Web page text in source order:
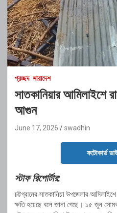
প্রচ্ছদ সারাদেশ
সাতকানিয়ার আমিলাইশে
আগুন
June 17, 2026 swadhin
ফটোকার্ড
স্টাফ রিপোর্টার:
চট্টগ্রামের সাতকানিয়া উপজেলার
ক্ষতি হয়েছে বলে জানা গেছে। ১৫ জুন